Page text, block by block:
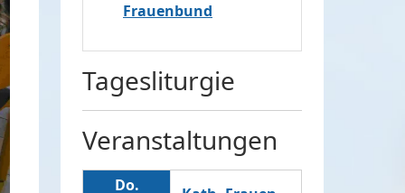
Frauenbund
Tagesliturgie
Veranstaltungen
Do.